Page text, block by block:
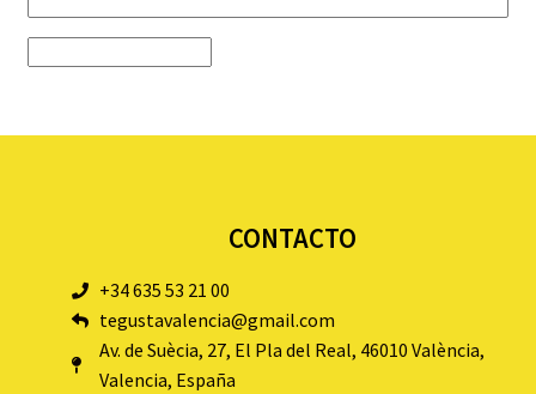
CONTACTO
+34 635 53 21 00
tegustavalencia@gmail.com
Av. de Suècia, 27, El Pla del Real, 46010 València,
Valencia, España